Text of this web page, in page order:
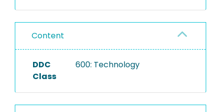
Content
DDC
Class
600: Technology